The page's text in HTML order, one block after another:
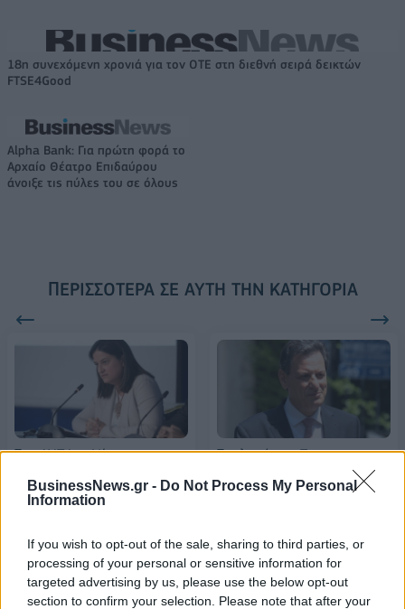
BusinessNews.gr - Do Not Process My Personal
Information
If you wish to opt-out of the sale, sharing to third parties, or
processing of your personal or sensitive information for
targeted advertising by us, please use the below opt-out
section to confirm your selection. Please note that after your
18η συνεχόμενη χρονιά για τον ΟΤΕ στη διεθνή σειρά δεικτών
FTSE4Good
Alpha Bank: Για πρώτη φορά το
Αρχαίο Θέατρο Επιδαύρου
άνοιξε τις πύλες του σε όλους
ΠΕΡΙΣΣΌΤΕΡΑ ΣΕ ΑΥΤΉ ΤΗΝ ΚΑΤΗΓΟΡΊΑ
Στη ΔΥΠΑ η Νίκη
ενίσχυση της
απασχόλησης και μείωση
09/07/2024 - 17:52
Σκυλακάκης: Τον
Σεπτέμβριο στον “αέρα” ο
διαγωνισμός του έργου
09/07/2024 - 18:12